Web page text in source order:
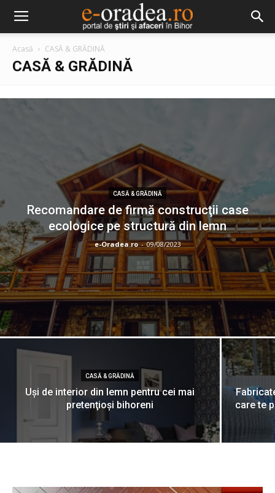
Acasă CASĂ & GRĂDINĂ
CASĂ & GRĂDINĂ
CASĂ & GRĂDINĂ
Recomandare de firmă construcţii case
ecologice pe structură din lemn
e-Oradea.ro - 09/08/2023
CASĂ & GRĂDINĂ
Uşi de interior din lemn pentru cei mai
pretenţioşi bihoreni
care te